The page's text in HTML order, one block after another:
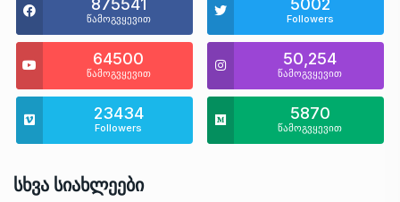
875541
წამოგვყევით
5002
Followers
64500
წამოგვყევით
50,254
წამოგვყევით
23434
Followers
5870
წამოგვყევით
Სხვა Სიახლეები